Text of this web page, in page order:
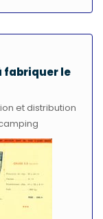
fabriquer le
et distribution